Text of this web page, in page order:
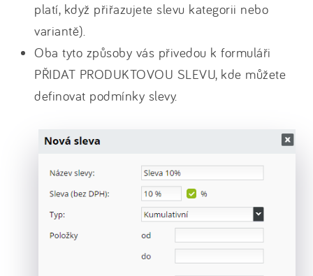
platí, když přiřazujete slevu kategorii nebo
variantě).
Oba tyto způsoby vás přivedou k formuláři
PŘIDAT PRODUKTOVOU SLEVU, kde můžete
definovat podmínky slevy.